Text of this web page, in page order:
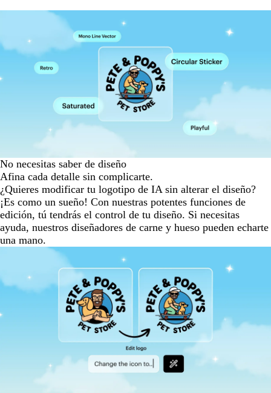
No necesitas saber de diseño
Afina cada detalle sin complicarte.
¿Quieres modificar tu logotipo de IA sin alterar el diseño?
¡Es como un sueño! Con nuestras potentes funciones de
edición, tú tendrás el control de tu diseño. Si necesitas
ayuda, nuestros diseñadores de carne y hueso pueden echarte
una mano.